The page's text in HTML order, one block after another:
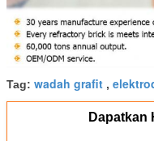
Tag: wadah grafit ,
Dapatkan